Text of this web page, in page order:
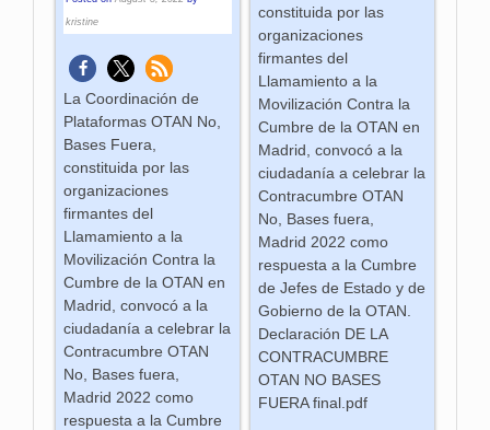
constituida por las
organizaciones
firmantes del
Llamamiento a la
Movilización Contra la
Cumbre de la OTAN en
Madrid, convocó a la
ciudadanía a celebrar la
Contracumbre OTAN
No, Bases fuera,
Madrid 2022 como
respuesta a la Cumbre
de Jefes de Estado y de
Gobierno de la OTAN.
Declaración DE LA
CONTRACUMBRE
OTAN NO BASES
FUERA final.pdf
kristine
La Coordinación de
Plataformas OTAN No,
Bases Fuera,
constituida por las
organizaciones
firmantes del
Llamamiento a la
Movilización Contra la
Cumbre de la OTAN en
Madrid, convocó a la
ciudadanía a celebrar la
Contracumbre OTAN
No, Bases fuera,
Madrid 2022 como
respuesta a la Cumbre